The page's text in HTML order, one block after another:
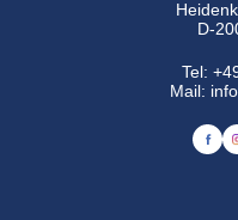
D-
Tel:
Mail: